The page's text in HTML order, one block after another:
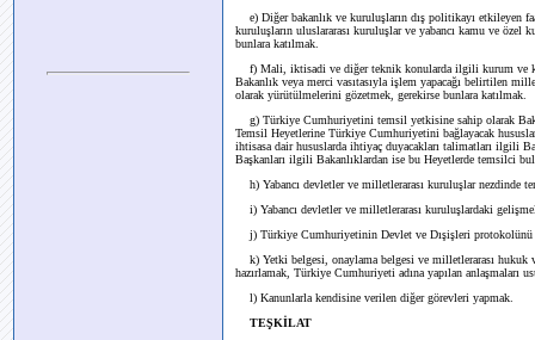
e) Diğer bakanlık ve kuruluşların dış politikayı etkileyen
kuruluşların uluslararası kuruluşlar ve yabancı kamu ve özel
bunlara katılmak.
f) Mali, iktisadi ve diğer teknik konularda ilgili kurum ve
Bakanlık veya merci vasıtasıyla işlem yapacağı belirtilen
olarak yürütülmelerini gözetmek, gerekirse bunlara katılmak.
g) Türkiye Cumhuriyetini temsil yetkisine sahip olarak
Temsil Heyetlerine Türkiye Cumhuriyetini bağlayacak
ihtisasa dair hususlarda ihtiyaç duyacakları talimatları ilgili
Başkanları ilgili Bakanlıklardan ise bu Heyetlerde temsilci
h) Yabancı devletler ve milletlerarası kuruluşlar nezdinde
i) Yabancı devletler ve milletlerarası kuruluşlardaki
j) Türkiye Cumhuriyetinin Devlet ve Dışişleri protokolünü
k) Yetki belgesi, onaylama belgesi ve milletlerarası hukuk
hazırlamak, Türkiye Cumhuriyeti adına yapılan
l) Kanunlarla kendisine verilen diğer görevleri yapmak.
TEŞKİLAT